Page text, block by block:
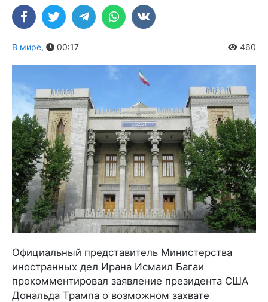
В мире, 00:17 460
Официальный представитель Министерства
иностранных дел Ирана Исмаил Багаи
прокомментировал заявление президента США
Дональда Трампа о возможном захвате